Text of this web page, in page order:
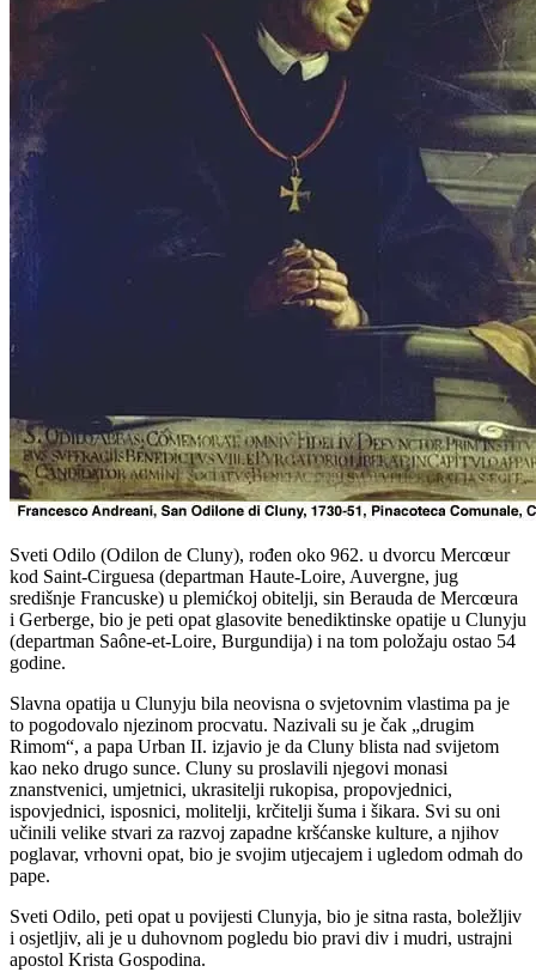
Sveti Odilo (Odilon de Cluny), rođen oko 962. u dvorcu Mercœur
kod Saint-Cirguesa (departman Haute-Loire, Auvergne, jug
središnje Francuske) u plemićkoj obitelji, sin Berauda de Mercœura
i Gerberge, bio je peti opat glasovite benediktinske opatije u Clunyju
(departman Saône-et-Loire, Burgundija) i na tom položaju ostao 54
godine.
Slavna opatija u Clunyju bila neovisna o svjetovnim vlastima pa je
to pogodovalo njezinom procvatu. Nazivali su je čak „drugim
Rimom“, a papa Urban II. izjavio je da Cluny blista nad svijetom
kao neko drugo sunce. Cluny su proslavili njegovi monasi
znanstvenici, umjetnici, ukrasitelji rukopisa, propovjednici,
ispovjednici, isposnici, molitelji, krčitelji šuma i šikara. Svi su oni
učinili velike stvari za razvoj zapadne kršćanske kulture, a njihov
poglavar, vrhovni opat, bio je svojim utjecajem i ugledom odmah do
pape.
Sveti Odilo, peti opat u povijesti Clunyja, bio je sitna rasta, boležljiv
i osjetljiv, ali je u duhovnom pogledu bio pravi div i mudri, ustrajni
apostol Krista Gospodina.